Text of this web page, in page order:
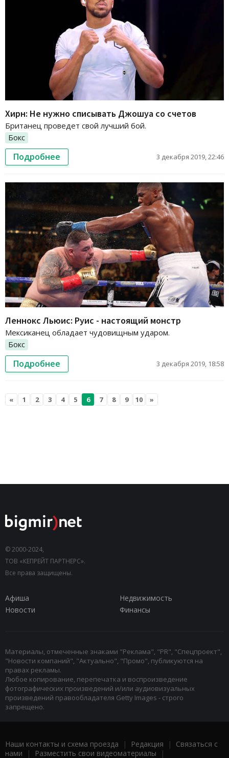
Хирн: Не нужно списывать Джошуа со счетов
Британец проведет свой лучший бой.
Бокс
Подробнее 3 декабря 2019, 22:46
Леннокс Льюис: Руис - настоящий монстр
Мексиканец обладает чудовищным ударом.
Бокс
Подробнее 3 декабря 2019, 18:58
« 1 2 3 4 5 6 7 8 9 10 »
© 2000-2024,
ТОВ «КЕПРЕЙТ ПАРТНЕРС».
Все права защищены.
Афиша
Недвижимость
Новости
Финансы
Материалы, отмеченные знаками "Реклама", "PR", "Спецпроект",
"Новости компаний", "Актуально", "Промо", публикуются на
правах рекламы.
Любое копирование, перепечатка и воспроизведение
фотографических произведений и/или аудиовизуальных
произведений правообладателя Getty Images - строго
запрещено.
Наши контакты и схема проезда | Редакция | Связаться с
нами | Разместить свои видеоматериалы |